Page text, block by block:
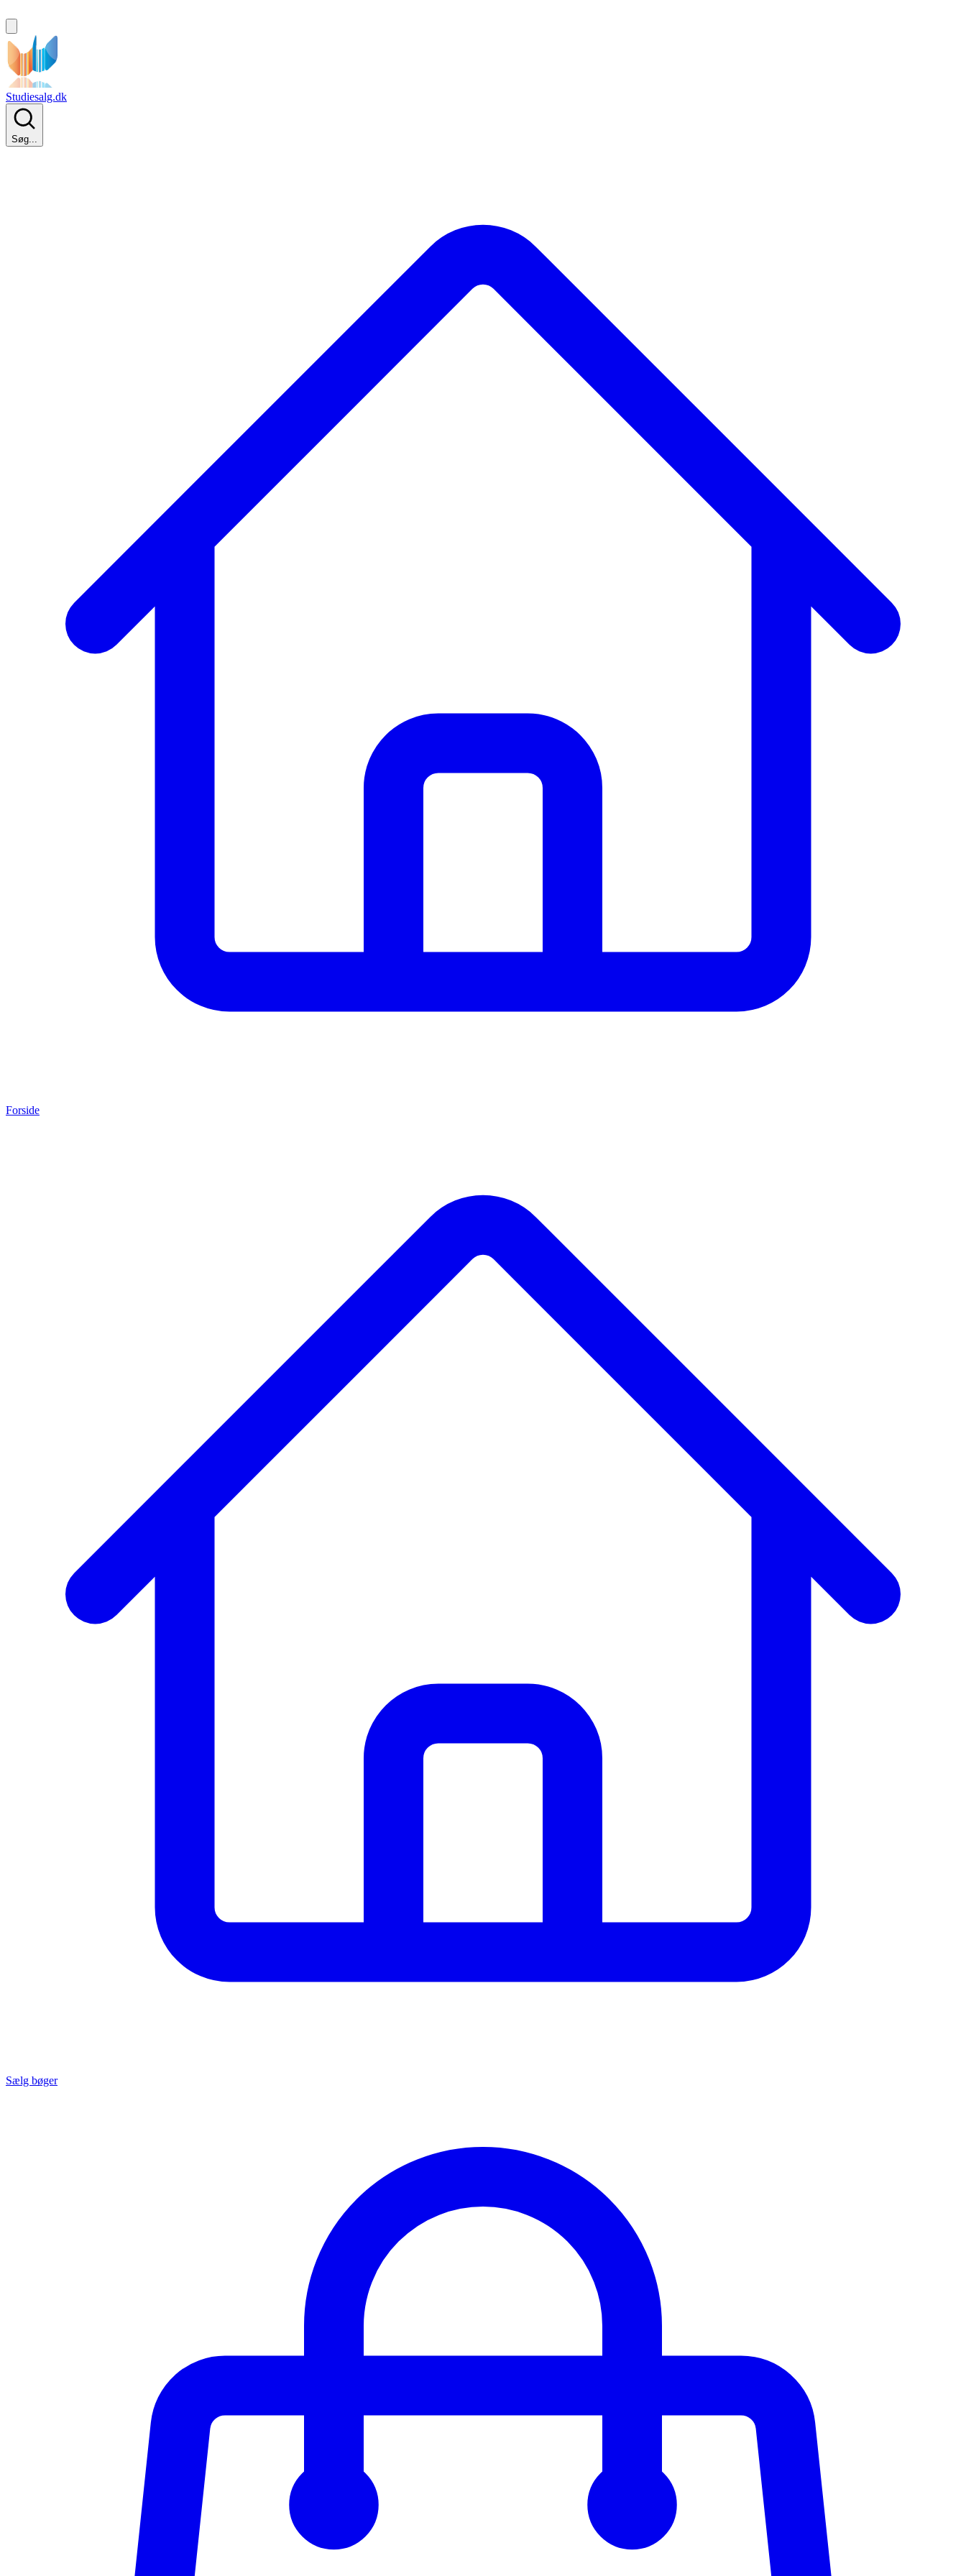
Studiesalg.dk
Søg...
Forside
Sælg bøger